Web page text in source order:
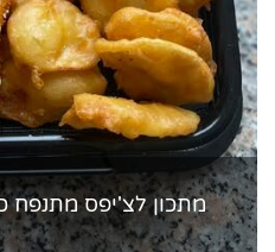
מתכון לצ'יפס